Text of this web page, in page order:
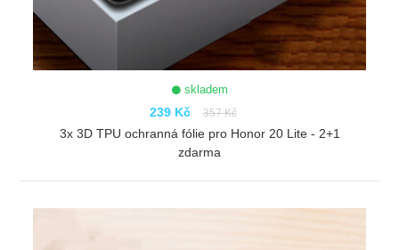
skladem
239 Kč 357 Kč
ZOBRAZIT
3x 3D TPU ochranná fólie pro Honor 20 Lite - 2+1
zdarma